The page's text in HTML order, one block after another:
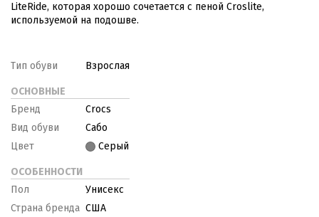
LiteRide, которая хорошо сочетается с пеной Croslite,
используемой на подошве.
Тип обуви Взрослая
ОСНОВНЫЕ
Бренд
Crocs
Вид обуви
Сабо
Цвет
Серый
ОСОБЕННОСТИ
Пол
Унисекс
Страна бренда США